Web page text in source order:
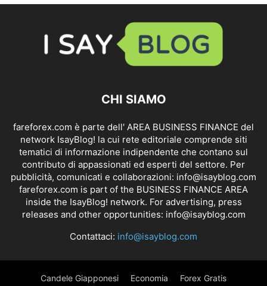
CHI SIAMO
fareforex.com è parte dell' AREA BUSINESS FINANCE del
network IsayBlog! la cui rete editoriale comprende siti
tematici di informazione indipendente che contano sul
contributo di appassionati ed esperti del settore. Per
pubblicità, comunicati e collaborazioni: info@isayblog.com
fareforex.com is part of the BUSINESS FINANCE AREA
inside the IsayBlog! network. For advertising, press
releases and other opportunities: info@isayblog.com
Contattaci: info@isayblog.com
Candele Giapponesi Economia Forex Gratis